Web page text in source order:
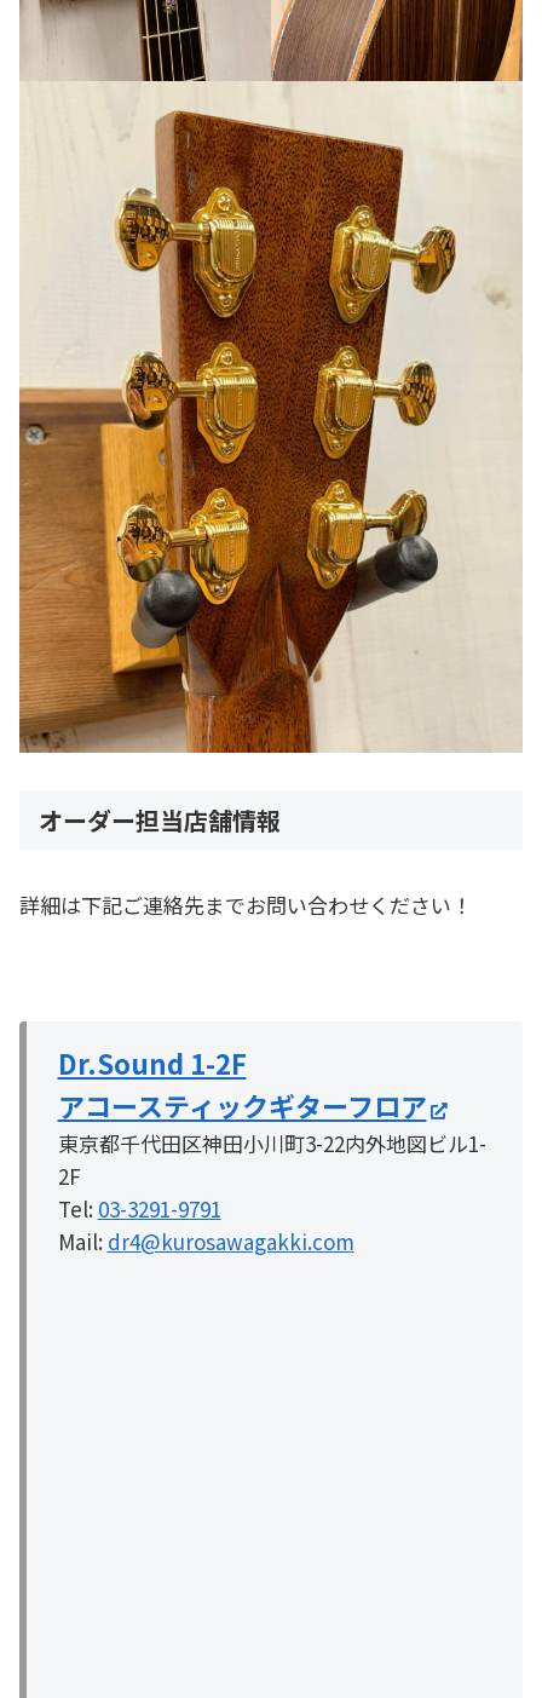
オーダー担当店舗情報
詳細は下記ご連絡先までお問い合わせください！
Dr.Sound 1-2F
アコースティックギターフロア
東京都千代田区神田小川町3-22内外地図ビル1-
2F
Tel: 03-3291-9791
Mail: dr4@kurosawagakki.com